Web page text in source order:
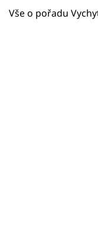
Vše o pořadu